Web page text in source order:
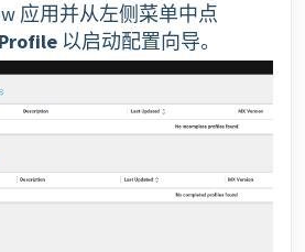
应用并从左侧菜单中点
以启动配置向导。